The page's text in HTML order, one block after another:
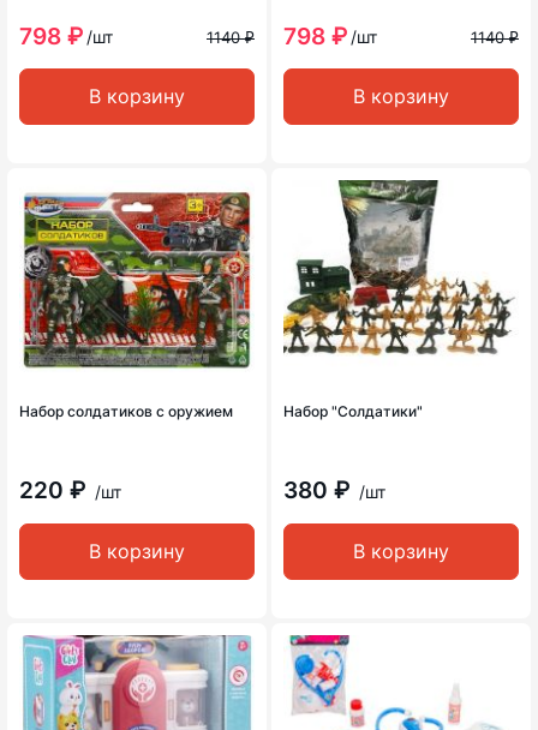
798 ₽ /шт 1140 ₽
В корзину
798 ₽ /шт 1140 ₽
В корзину
Набор солдатиков с оружием
220 ₽ /шт
В корзину
Набор "Солдатики"
380 ₽ /шт
В корзину